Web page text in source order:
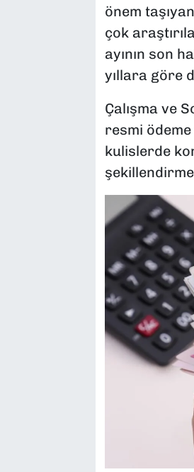
önem
çok
ayının son
yıllara göre
Çalışma ve
resmi
kulislerde